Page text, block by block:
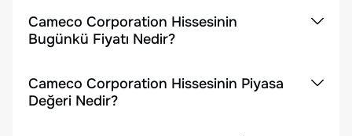
Cameco Corporation Hissesinin
Bugünkü Fiyatı Nedir?
Cameco Corporation Hissesinin Piyasa
Değeri Nedir?